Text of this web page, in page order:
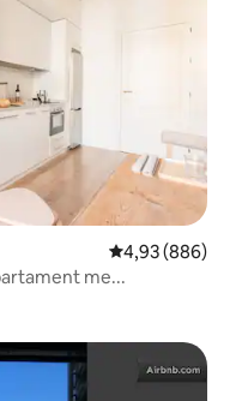
Vlerësimi
4,93 (886)
me...